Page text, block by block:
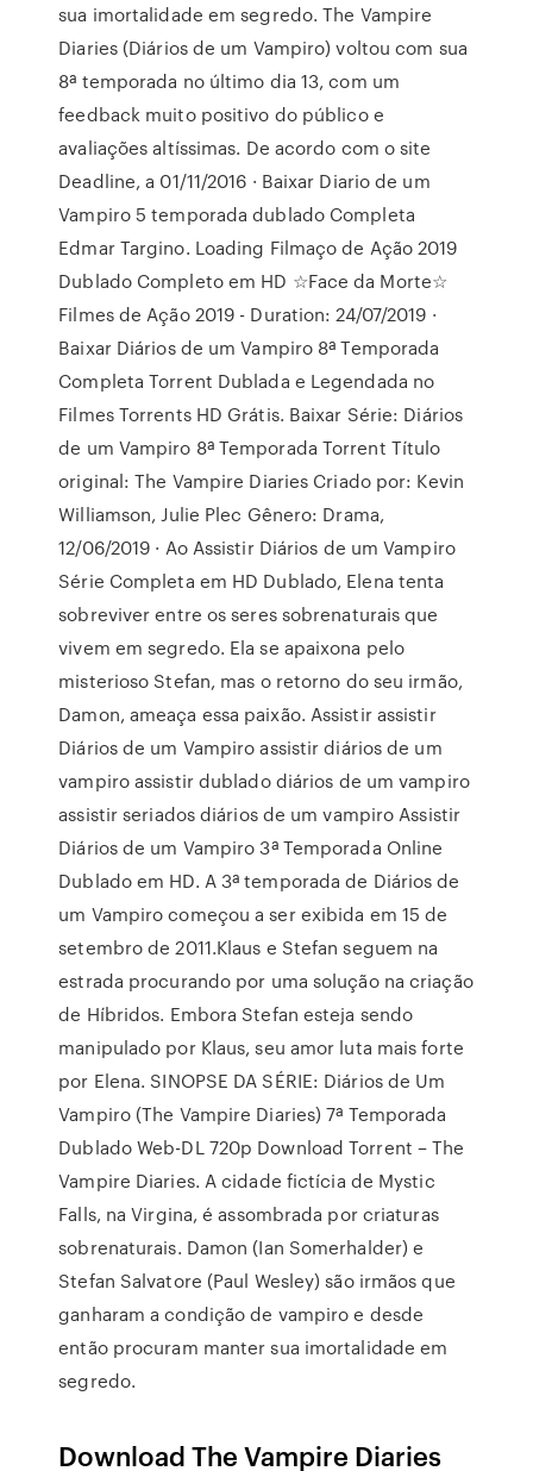
sua imortalidade em segredo. The Vampire
Diaries (Diários de um Vampiro) voltou com sua
8ª temporada no último dia 13, com um
feedback muito positivo do público e
avaliações altíssimas. De acordo com o site
Deadline, a 01/11/2016 · Baixar Diario de um
Vampiro 5 temporada dublado Completa
Edmar Targino. Loading Filmaço de Ação 2019
Dublado Completo em HD ☆Face da Morte☆
Filmes de Ação 2019 - Duration: 24/07/2019 ·
Baixar Diários de um Vampiro 8ª Temporada
Completa Torrent Dublada e Legendada no
Filmes Torrents HD Grátis. Baixar Série: Diários
de um Vampiro 8ª Temporada Torrent Título
original: The Vampire Diaries Criado por: Kevin
Williamson, Julie Plec Gênero: Drama,
12/06/2019 · Ao Assistir Diários de um Vampiro
Série Completa em HD Dublado, Elena tenta
sobreviver entre os seres sobrenaturais que
vivem em segredo. Ela se apaixona pelo
misterioso Stefan, mas o retorno do seu irmão,
Damon, ameaça essa paixão. Assistir assistir
Diários de um Vampiro assistir diários de um
vampiro assistir dublado diários de um vampiro
assistir seriados diários de um vampiro Assistir
Diários de um Vampiro 3ª Temporada Online
Dublado em HD. A 3ª temporada de Diários de
um Vampiro começou a ser exibida em 15 de
setembro de 2011.Klaus e Stefan seguem na
estrada procurando por uma solução na criação
de Híbridos. Embora Stefan esteja sendo
manipulado por Klaus, seu amor luta mais forte
por Elena. SINOPSE DA SÉRIE: Diários de Um
Vampiro (The Vampire Diaries) 7ª Temporada
Dublado Web-DL 720p Download Torrent – The
Vampire Diaries. A cidade fictícia de Mystic
Falls, na Virgina, é assombrada por criaturas
sobrenaturais. Damon (Ian Somerhalder) e
Stefan Salvatore (Paul Wesley) são irmãos que
ganharam a condição de vampiro e desde
então procuram manter sua imortalidade em
segredo.
Download The Vampire Diaries